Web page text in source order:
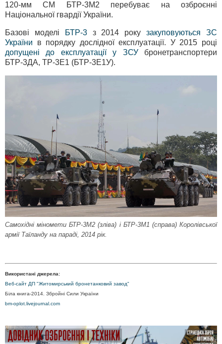
120-мм СМ БТР-3М2 перебуває на озброєнні
Національної гвардії України.
Базові моделі БТР-3з 2014 рокузакуповуються ЗС
України в порядку дослідної експлуатації. У 2015 році
допущені до експлуатації у ЗСУбронетранспортери
БТР-3ДА, ТР-3Е1 (БТР-3Е1У).
Самохідні міномети БТР-3М2 (зліва) і БТР-3М1 (справа) Королівської
армії Таїланду на параді, 2014 рік.
Використані джерела:
Веб-сайт ДП "Житомирський бронетанковий завод"
Біла книга-2014. Збройні Сили України
bm-oplot.livejournal.com